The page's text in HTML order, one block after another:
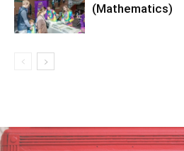
(Mathematics)